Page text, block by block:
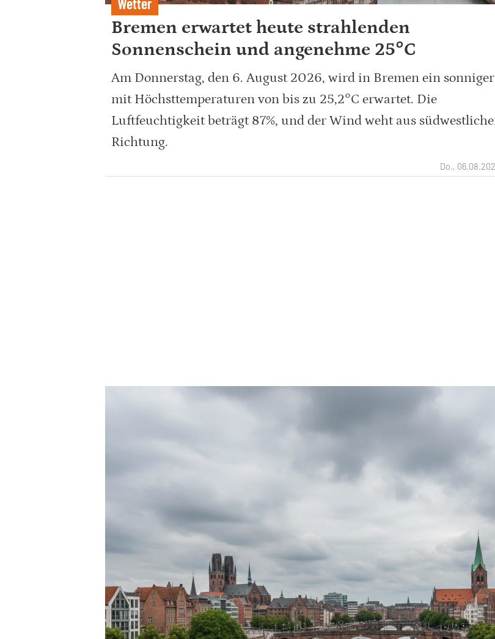
Bremen erwartet heute strahlenden
Sonnenschein und angenehme 25°C
Am Donnerstag, den 6. August 2026, wird in Bremen ein
mit Höchsttemperaturen von bis zu 25,2°C erwartet. Die
Luftfeuchtigkeit beträgt 87%, und der Wind weht aus
Richtung.
Do.,